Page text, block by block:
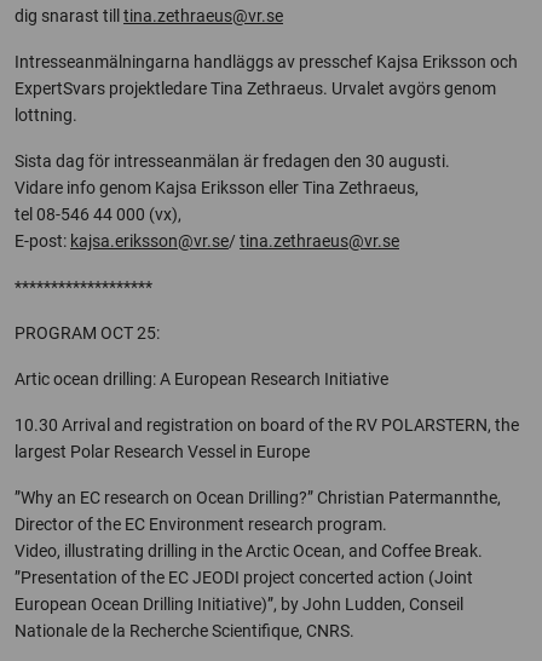
dig snarast till tina.zethraeus@vr.se
Intresseanmälningarna handläggs av presschef Kajsa Eriksson och
ExpertSvars projektledare Tina Zethraeus. Urvalet avgörs genom
lottning.
Sista dag för intresseanmälan är fredagen den 30 augusti.
Vidare info genom Kajsa Eriksson eller Tina Zethraeus,
tel 08-546 44 000 (vx),
E-post: kajsa.eriksson@vr.se/ tina.zethraeus@vr.se
*******************
PROGRAM OCT 25:
Artic ocean drilling: A European Research Initiative
10.30 Arrival and registration on board of the RV POLARSTERN, the
largest Polar Research Vessel in Europe
”Why an EC research on Ocean Drilling?” Christian Patermannthe,
Director of the EC Environment research program.
Video, illustrating drilling in the Arctic Ocean, and Coffee Break.
”Presentation of the EC JEODI project concerted action (Joint
European Ocean Drilling Initiative)”, by John Ludden, Conseil
Nationale de la Recherche Scientifique, CNRS.